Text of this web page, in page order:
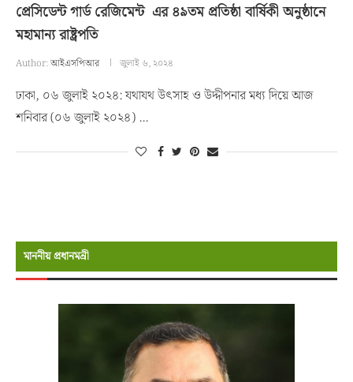
প্রেসিডেন্ট গার্ড রেজিমেন্ট এর ৪৯তম প্রতিষ্ঠা বার্ষিকী অনুষ্ঠানে
মহামান্য রাষ্ট্রপতি
Author:আইএসপিআর জুলাই ৬, ২০২৪
ঢাকা, ০৬ জুলাই ২০২৪: যথাযথ উৎসাহ ও উদ্দীপনার মধ্য দিয়ে আজ
শনিবার (০৬ জুলাই ২০২৪) …
মাননীয় প্রধানমন্রী